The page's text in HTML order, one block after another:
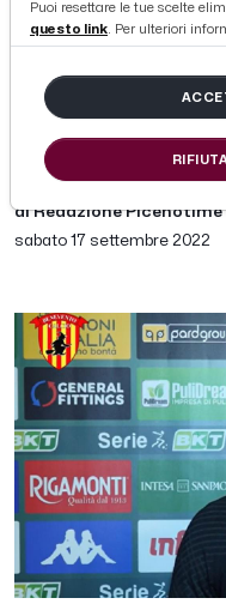
Brescia-
(“Perdere
parlare della
Clotet, Forte
di Redazione Picenotime
sabato 17 settembre 2022
Puoi resettare le tue scelte
questo link. Per ulteriori